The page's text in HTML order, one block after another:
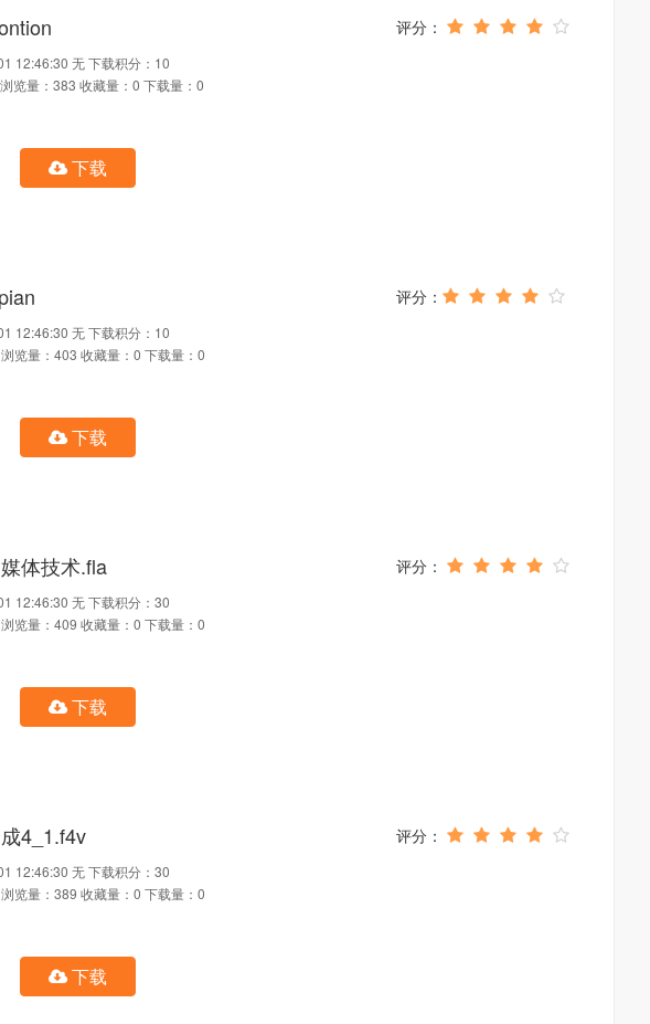
12:46:30 无下载积分：10
浏览量：383 收藏量：0 下载量：0
下载
12:46:30 无下载积分：10
浏览量：403 收藏量：0 下载量：0
下载
体技术.fla
12:46:30 无下载积分：30
浏览量：409 收藏量：0 下载量：0
下载
4_1.f4v
12:46:30 无下载积分：30
浏览量：389 收藏量：0 下载量：0
下载